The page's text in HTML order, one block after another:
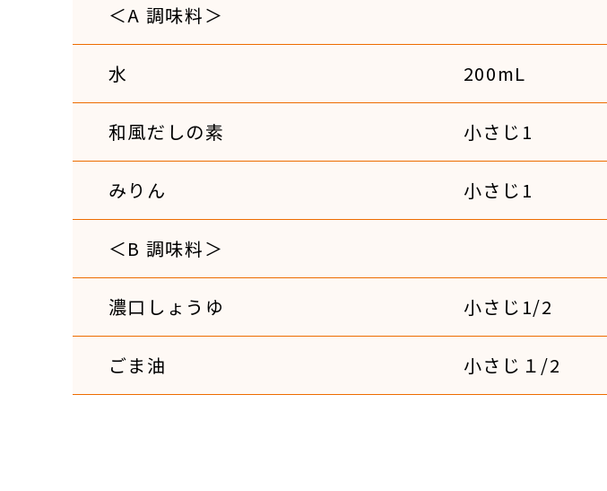
＜A 調味料＞
水 200mL
和風だしの素 小さじ1
みりん 小さじ1
＜B 調味料＞
濃口しょうゆ 小さじ1/2
ごま油 小さじ１/2